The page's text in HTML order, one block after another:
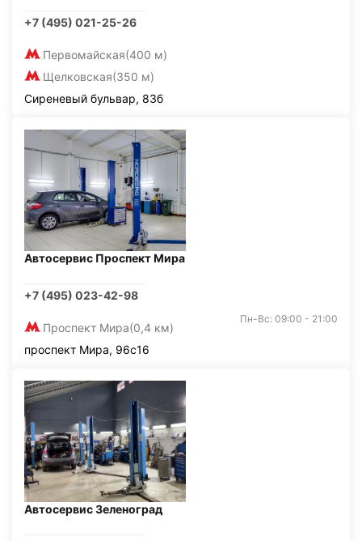
+7 (495) 021-25-26
Первомайская(400 м)
Щелковская(350 м)
Сиреневый бульвар, 83б
Автосервис Проспект Мира
+7 (495) 023-42-98
Проспект Мира(0,4 км)
Пн-Вс: 09:00 - 21:00
проспект Мира, 96с16
Автосервис Зеленоград